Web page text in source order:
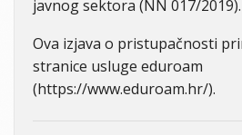
Kontakt
javnog sektora (NN 017/2019).
Ova izjava o pristupačnosti
stranice usluge eduroam
(https://www.eduroam.hr/).